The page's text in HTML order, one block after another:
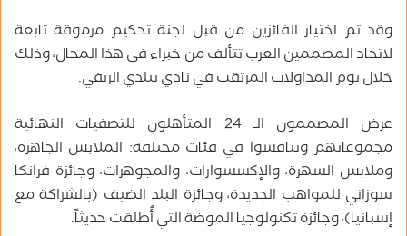
وقد تم اختيار الفائزين من قبل لجنة تحكيم مرموقة تابعة
لاتحاد المصممين العرب تتألف من خبراء في هذا المجال، وذلك
خلال يوم المداولات المرتقب في نادي بيلدي الريفي.
عرض المصممون الـ 24 المتأهلون للتصفيات النهائية
مجموعاتهم وتنافسوا في فئات مختلفة: الملابس الجاهزة،
وملابس السهرة، والإكسسوارات، والمجوهرات، وجائزة فرانكا
سوزاني للمواهب الجديدة، وجائزة البلد الضيف (بالشراكة مع
إسبانيا)، وجائزة تكنولوجيا الموضة التي أُطلقت حديثاً.